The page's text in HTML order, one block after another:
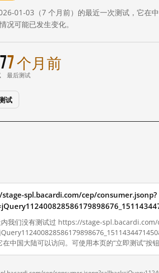
01-03（7 个月前）的最近一次测试，它在
况可能已发生变化。
7 个月前
最后测试
试
spl.bacardi.com/cep/consumer.jsonp?
内我们没有测试过 https://stage-
在中国大陆可以访问。可使用本页的“立即测试”按